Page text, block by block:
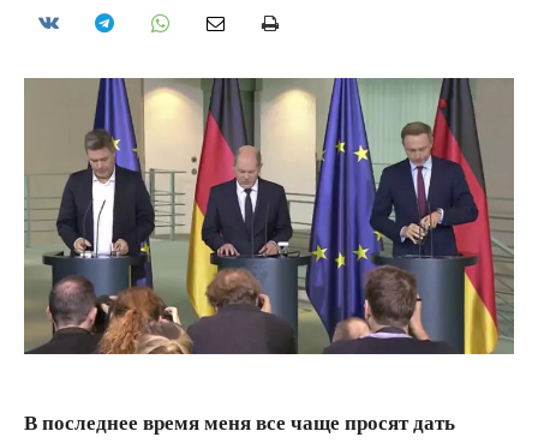
В последнее время меня все чаще просят дать